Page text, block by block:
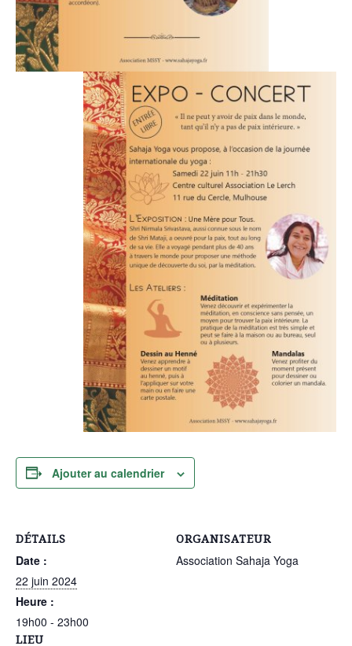
Ajouter au calendrier
DÉTAILS
Date :
22 juin 2024
Heure :
19h00 - 23h00
LIEU
ORGANISATEUR
Association Sahaja Yoga